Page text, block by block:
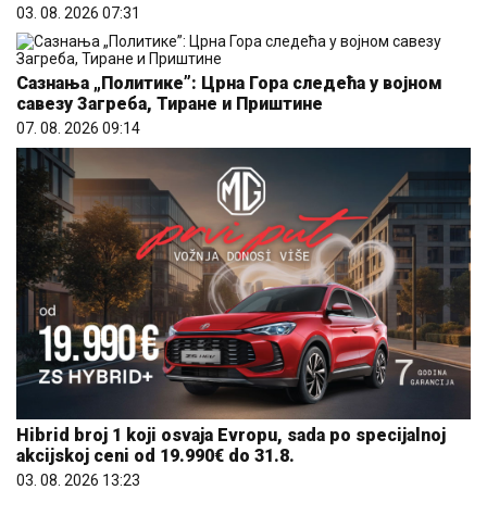
03. 08. 2026 07:31
Сазнања „Политике”: Црна Гора следећа у војном
савезу Загреба, Тиране и Приштине
07. 08. 2026 09:14
Hibrid broj 1 koji osvaja Evropu, sada po specijalnoj
akcijskoj ceni od 19.990€ do 31.8.
03. 08. 2026 13:23